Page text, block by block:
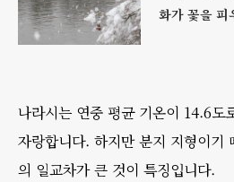
화가 꽃을 피
나라시는 연중 평균 기온이 14.6도
자랑합니다. 하지만 분지 지형이기
의 일교차가 큰 것이 특징입니다.